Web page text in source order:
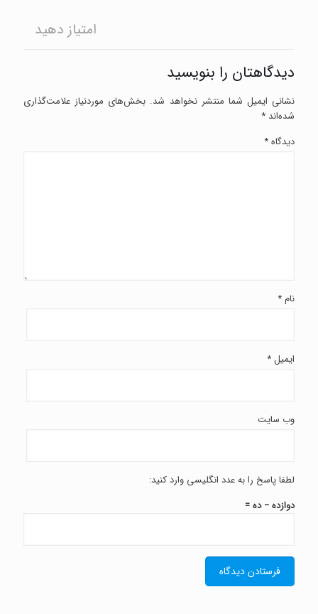
امتیاز دهید
دیدگاهتان را بنویسید
نشانی ایمیل شما منتشر نخواهد شد. بخش‌های موردنیاز علامت‌گذاری
شده‌اند *
دیدگاه*
نام*
ایمیل *
وب‌ سایت
لطفا پاسخ را به عدد انگلیسی وارد کنید:
دوازده − ده =